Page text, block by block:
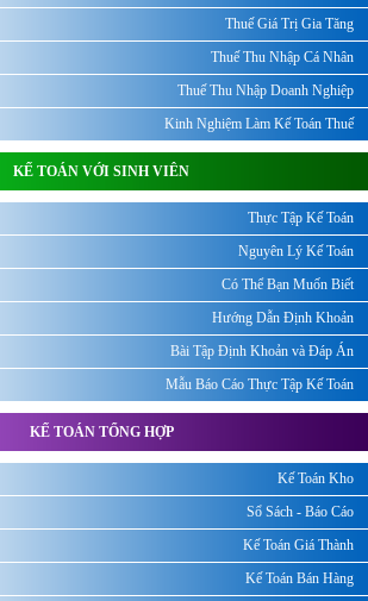
Thuế Giá Trị Gia Tăng
Thuế Thu Nhập Cá Nhân
Thuế Thu Nhập Doanh Nghiệp
Kinh Nghiệm Làm Kế Toán Thuế
KẾ TOÁN VỚI SINH VIÊN
Thực Tập Kế Toán
Nguyên Lý Kế Toán
Có Thể Bạn Muốn Biết
Hướng Dẫn Định Khoản
Bài Tập Định Khoản và Đáp Án
Mẫu Báo Cáo Thực Tập Kế Toán
KẾ TOÁN TỔNG HỢP
Kế Toán Kho
Sổ Sách - Báo Cáo
Kế Toán Giá Thành
Kế Toán Bán Hàng